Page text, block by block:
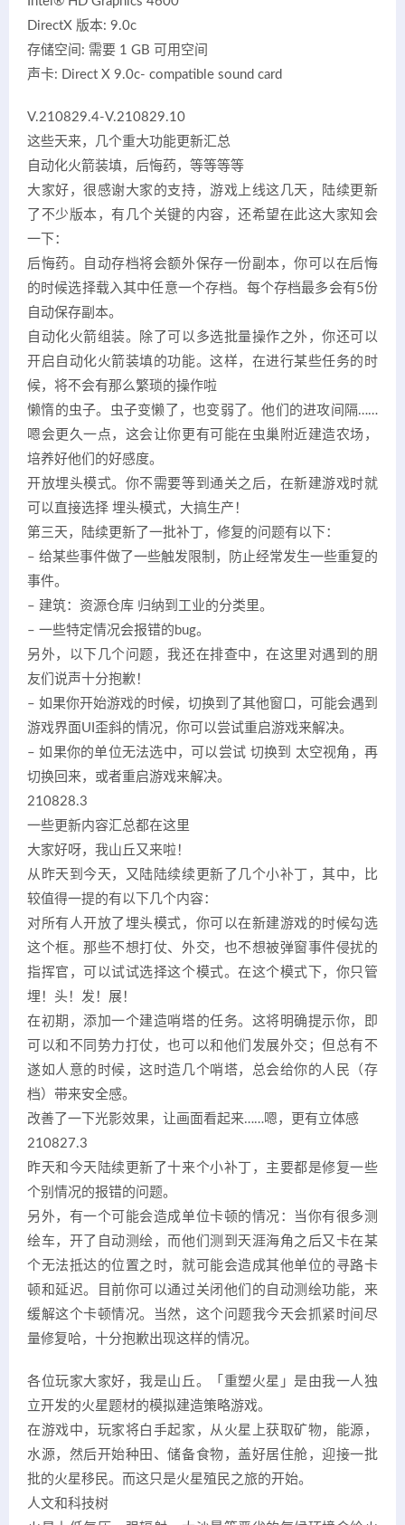
DirectX 版本: 9.0c
存储空间: 需要 1 GB 可用空间
声卡: Direct X 9.0c- compatible sound card
V.210829.4-V.210829.10
这些天来，几个重大功能更新汇总
自动化火箭装填，后悔药，等等等等
大家好，很感谢大家的支持，游戏上线这几天，陆续更新
了不少版本，有几个关键的内容，还希望在此这大家知会
一下：
后悔药。自动存档将会额外保存一份副本，你可以在后悔
的时候选择载入其中任意一个存档。每个存档最多会有5份
自动保存副本。
自动化火箭组装。除了可以多选批量操作之外，你还可以
开启自动化火箭装填的功能。这样，在进行某些任务的时
候，将不会有那么繁琐的操作啦
懒惰的虫子。虫子变懒了，也变弱了。他们的进攻间隔……
嗯会更久一点，这会让你更有可能在虫巢附近建造农场，
培养好他们的好感度。
开放埋头模式。你不需要等到通关之后，在新建游戏时就
可以直接选择 埋头模式，大搞生产！
第三天，陆续更新了一批补丁，修复的问题有以下：
– 给某些事件做了一些触发限制，防止经常发生一些重复的
事件。
– 建筑：资源仓库 归纳到工业的分类里。
– 一些特定情况会报错的bug。
另外，以下几个问题，我还在排查中，在这里对遇到的朋
友们说声十分抱歉！
– 如果你开始游戏的时候，切换到了其他窗口，可能会遇到
游戏界面UI歪斜的情况，你可以尝试重启游戏来解决。
– 如果你的单位无法选中，可以尝试 切换到 太空视角，再
切换回来，或者重启游戏来解决。
210828.3
一些更新内容汇总都在这里
大家好呀，我山丘又来啦！
从昨天到今天，又陆陆续续更新了几个小补丁，其中，比
较值得一提的有以下几个内容：
对所有人开放了埋头模式，你可以在新建游戏的时候勾选
这个框。那些不想打仗、外交，也不想被弹窗事件侵扰的
指挥官，可以试试选择这个模式。在这个模式下，你只管
埋！头！发！展！
在初期，添加一个建造哨塔的任务。这将明确提示你，即
可以和不同势力打仗，也可以和他们发展外交；但总有不
遂如人意的时候，这时造几个哨塔，总会给你的人民（存
档）带来安全感。
改善了一下光影效果，让画面看起来……嗯，更有立体感
210827.3
昨天和今天陆续更新了十来个小补丁，主要都是修复一些
个别情况的报错的问题。
另外，有一个可能会造成单位卡顿的情况：当你有很多测
绘车，开了自动测绘，而他们测到天涯海角之后又卡在某
个无法抵达的位置之时，就可能会造成其他单位的寻路卡
顿和延迟。目前你可以通过关闭他们的自动测绘功能，来
缓解这个卡顿情况。当然，这个问题我今天会抓紧时间尽
量修复哈，十分抱歉出现这样的情况。
各位玩家大家好，我是山丘。「重塑火星」是由我一人独
立开发的火星题材的模拟建造策略游戏。
在游戏中，玩家将白手起家，从火星上获取矿物，能源，
水源，然后开始种田、储备食物，盖好居住舱，迎接一批
批的火星移民。而这只是火星殖民之旅的开始。
人文和科技树